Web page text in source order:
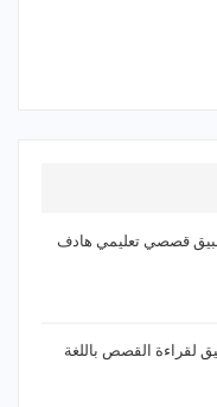
قصصي تعليمي هادف
لقراءة القصص باللغة